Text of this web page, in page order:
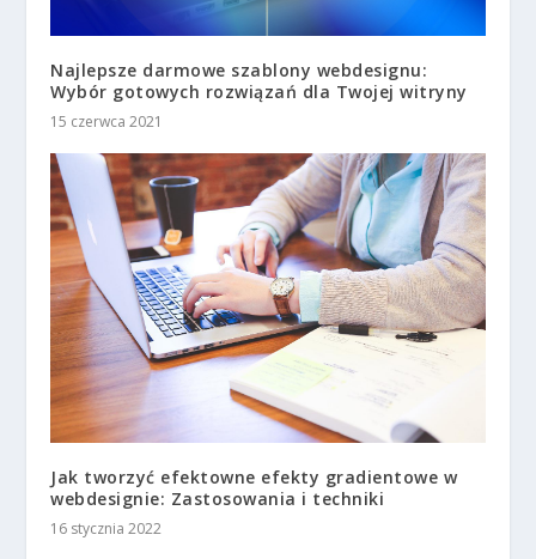
Najlepsze darmowe szablony webdesignu:
Wybór gotowych rozwiązań dla Twojej witryny
15 czerwca 2021
Jak tworzyć efektowne efekty gradientowe w
webdesignie: Zastosowania i techniki
16 stycznia 2022